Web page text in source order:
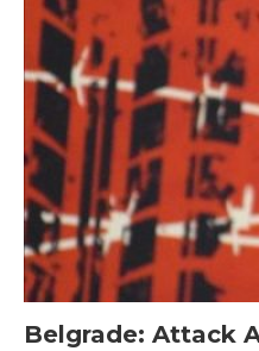
Belgrade: Attack